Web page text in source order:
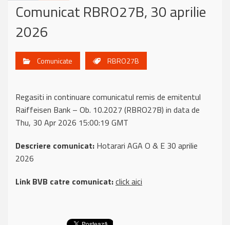
Comunicat RBRO27B, 30 aprilie
2026
Comunicate RBRO27B
Regasiti in continuare comunicatul remis de emitentul
Raiffeisen Bank – Ob. 10.2027 (RBRO27B) in data de
Thu, 30 Apr 2026 15:00:19 GMT
Descriere comunicat: Hotarari AGA O & E 30 aprilie
2026
Link BVB catre comunicat:click aici